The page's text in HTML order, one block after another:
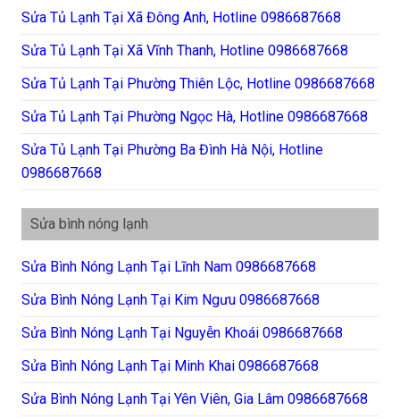
Sửa Tủ Lạnh Tại Xã Đông Anh, Hotline 0986687668
Sửa Tủ Lạnh Tại Xã Vĩnh Thanh, Hotline 0986687668
Sửa Tủ Lạnh Tại Phường Thiên Lộc, Hotline 0986687668
Sửa Tủ Lạnh Tại Phường Ngọc Hà, Hotline 0986687668
Sửa Tủ Lạnh Tại Phường Ba Đình Hà Nội, Hotline
0986687668
Sửa bình nóng lạnh
Sửa Bình Nóng Lạnh Tại Lĩnh Nam 0986687668
Sửa Bình Nóng Lạnh Tại Kim Ngưu 0986687668
Sửa Bình Nóng Lạnh Tại Nguyễn Khoái 0986687668
Sửa Bình Nóng Lạnh Tại Minh Khai 0986687668
Sửa Bình Nóng Lạnh Tại Yên Viên, Gia Lâm 0986687668